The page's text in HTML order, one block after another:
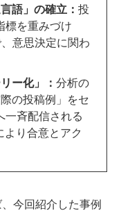
語」の確立： 投
標を重みづけ
意思決定に関わ
ー化」： 分析の
の投稿例」をセ
一斉配信される
り合意とアク
今回紹介した事例